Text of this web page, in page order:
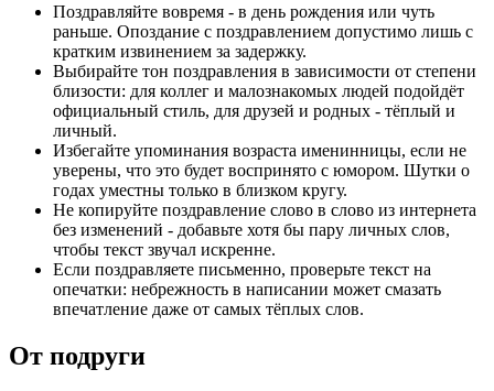
Поздравляйте вовремя - в день рождения или чуть
раньше. Опоздание с поздравлением допустимо лишь с
кратким извинением за задержку.
Выбирайте тон поздравления в зависимости от степени
близости: для коллег и малознакомых людей подойдёт
официальный стиль, для друзей и родных - тёплый и
личный.
Избегайте упоминания возраста именинницы, если не
уверены, что это будет воспринято с юмором. Шутки о
годах уместны только в близком кругу.
Не копируйте поздравление слово в слово из интернета
без изменений - добавьте хотя бы пару личных слов,
чтобы текст звучал искренне.
Если поздравляете письменно, проверьте текст на
опечатки: небрежность в написании может смазать
впечатление даже от самых тёплых слов.
От подруги